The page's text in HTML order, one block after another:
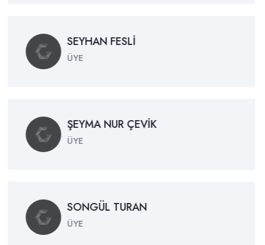
SEYHAN FESLİ
ÜYE
ŞEYMA NUR ÇEVİK
ÜYE
SONGÜL TURAN
ÜYE